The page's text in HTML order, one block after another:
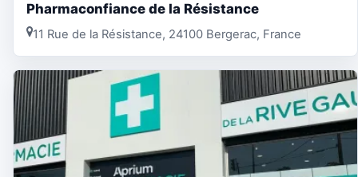
Pharmaconfiance de la Résistance
11 Rue de la Résistance, 24100 Bergerac, France